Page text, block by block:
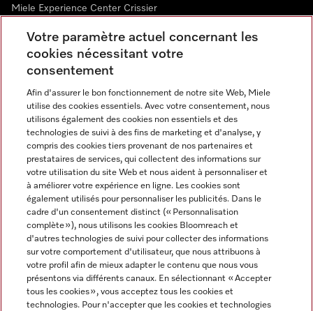
Miele Experience Center Crissier
Newsletter
Langue
FRANÇAIS
Miele sur Youtube
Votre paramètre actuel concernant les
cookies nécessitant votre
consentement
Afin d'assurer le bon fonctionnement de notre site Web, Miele
utilise des cookies essentiels. Avec votre consentement, nous
utilisons également des cookies non essentiels et des
technologies de suivi à des fins de marketing et d'analyse, y
compris des cookies tiers provenant de nos partenaires et
prestataires de services, qui collectent des informations sur
votre utilisation du site Web et nous aident à personnaliser et
à améliorer votre expérience en ligne. Les cookies sont
également utilisés pour personnaliser les publicités. Dans le
cadre d'un consentement distinct (« Personnalisation
complète »), nous utilisons les cookies Bloomreach et
d'autres technologies de suivi pour collecter des informations
sur votre comportement d'utilisateur, que nous attribuons à
votre profil afin de mieux adapter le contenu que nous vous
présentons via différents canaux. En sélectionnant « Accepter
tous les cookies », vous acceptez tous les cookies et
technologies. Pour n'accepter que les cookies et technologies